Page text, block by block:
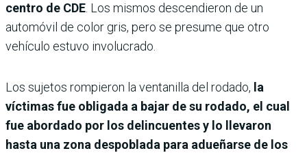
centro de CDE . Los mismos descendieron de un
automóvil de color gris, pero se presume que otro
vehículo estuvo involucrado.
Los sujetos rompieron la ventanilla del rodado, la
víctimas fue obligada a bajar de su rodado, el cual
fue abordado por los delincuentes y lo llevaron
hasta una zona despoblada para adueñarse de los